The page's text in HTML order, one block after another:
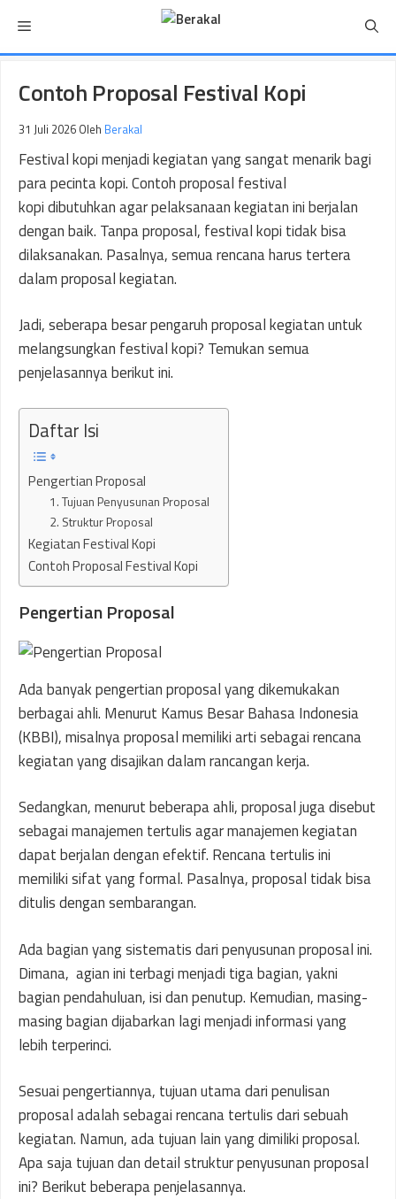
isi
Menu
Contoh Proposal Festival Kopi
31 Juli 2026 Oleh Berakal
Festival kopi menjadi kegiatan yang sangat menarik bagi
para pecinta kopi. Contoh proposal festival
kopi dibutuhkan agar pelaksanaan kegiatan ini berjalan
dengan baik. Tanpa proposal, festival kopi tidak bisa
dilaksanakan. Pasalnya, semua rencana harus tertera
dalam proposal kegiatan.
Jadi, seberapa besar pengaruh proposal kegiatan untuk
melangsungkan festival kopi? Temukan semua
penjelasannya berikut ini.
Daftar Isi
Pengertian Proposal
1. Tujuan Penyusunan Proposal
2. Struktur Proposal
Kegiatan Festival Kopi
Contoh Proposal Festival Kopi
Pengertian Proposal
Ada banyak pengertian proposal yang dikemukakan
berbagai ahli. Menurut Kamus Besar Bahasa Indonesia
(KBBI), misalnya proposal memiliki arti sebagai rencana
kegiatan yang disajikan dalam rancangan kerja.
Sedangkan, menurut beberapa ahli, proposal juga disebut
sebagai manajemen tertulis agar manajemen kegiatan
dapat berjalan dengan efektif. Rencana tertulis ini
memiliki sifat yang formal. Pasalnya, proposal tidak bisa
ditulis dengan sembarangan.
Ada bagian yang sistematis dari penyusunan proposal ini.
Dimana, agian ini terbagi menjadi tiga bagian, yakni
bagian pendahuluan, isi dan penutup. Kemudian, masing-
masing bagian dijabarkan lagi menjadi informasi yang
lebih terperinci.
Sesuai pengertiannya, tujuan utama dari penulisan
proposal adalah sebagai rencana tertulis dari sebuah
kegiatan. Namun, ada tujuan lain yang dimiliki proposal.
Apa saja tujuan dan detail struktur penyusunan proposal
ini? Berikut beberapa penjelasannya.